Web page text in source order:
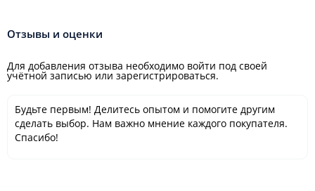
Отзывы и оценки
Для добавления отзыва необходимо войти под своей
учётной записью или зарегистрироваться.
Будьте первым! Делитесь опытом и помогите другим
сделать выбор. Нам важно мнение каждого покупателя.
Спасибо!